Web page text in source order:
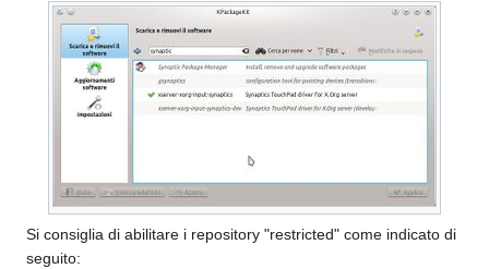
Si consiglia di abilitare i repository "restricted" come indicato di
seguito: